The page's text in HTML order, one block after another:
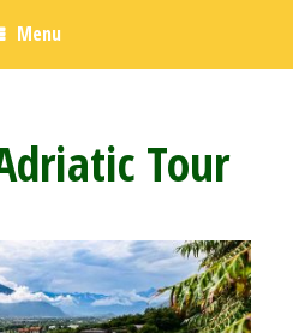
Menu
Tour